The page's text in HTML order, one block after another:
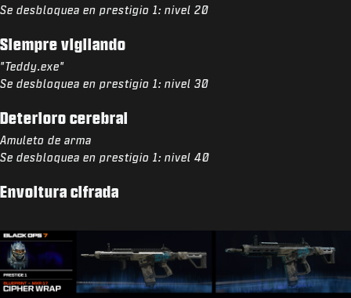
Se desbloquea en prestigio 1: nivel 20
Siempre vigilando
"Teddy.exe"
Se desbloquea en prestigio 1: nivel 30
Deterioro cerebral
Amuleto de arma
Se desbloquea en prestigio 1: nivel 40
Envoltura cifrada